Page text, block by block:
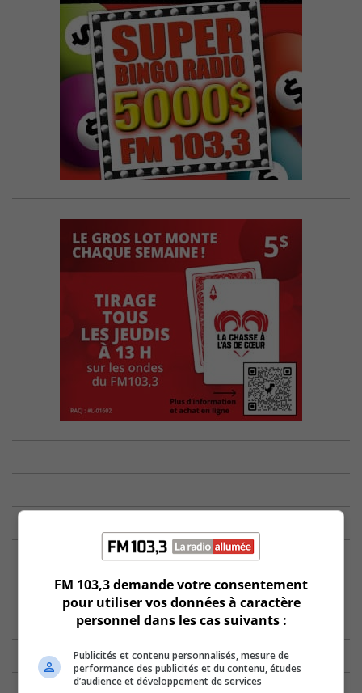
FM 103,3 demande votre consentement
pour utiliser vos données à caractère
personnel dans les cas suivants :
Publicités et contenu personnalisés, mesure de
performance des publicités et du contenu, études
d’audience et développement de services